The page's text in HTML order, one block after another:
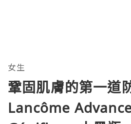
女生
鞏固肌膚的第一道
Lancôme